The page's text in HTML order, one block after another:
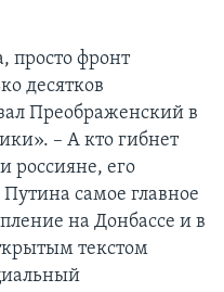
просто фронт
десятков
Преображенский в
– А кто гибнет
россияне, его
самое главное
на Донбассе и в
текстом